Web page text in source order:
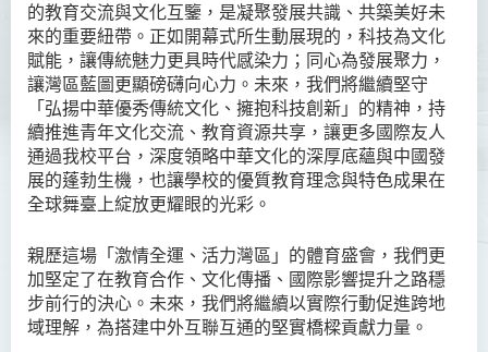
的教育交流與文化互鑒，是凝聚發展共識、共築美好未
來的重要紐帶。正如開幕式所生動展現的，科技為文化
賦能，讓傳統魅力更具時代感染力；同心為發展聚力，
讓灣區藍圖更顯磅礴向心力。未來，我們將繼續堅守
「弘揚中華優秀傳統文化、擁抱科技創新」的精神，持
續推進青年文化交流、教育資源共享，讓更多國際友人
通過我校平台，深度領略中華文化的深厚底蘊與中國發
展的蓬勃生機，也讓學校的優質教育理念與特色成果在
全球舞臺上綻放更耀眼的光彩。​
親歷這場「激情全運、活力灣區」的體育盛會，我們更
加堅定了在教育合作、文化傳播、國際影響提升之路穩
步前行的決心。未來，我們將繼續以實際行動促進跨地
域理解，為搭建中外互聯互通的堅實橋樑貢獻力量。​